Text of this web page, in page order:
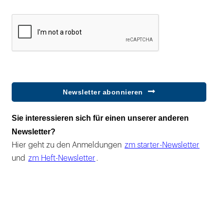
Newsletter abonnieren
Sie interessieren sich für einen unserer anderen
Newsletter?
Hier geht zu den Anmeldungen zm starter-Newsletter
und zm Heft-Newsletter .